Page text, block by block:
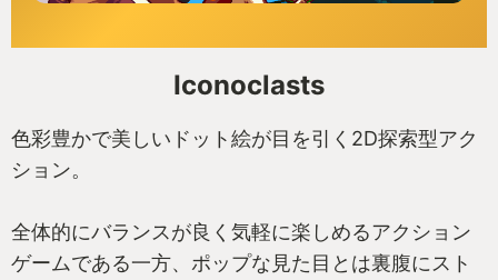
Iconoclasts
色彩豊かで美しいドット絵が目を引く2D探索型アク
ション。
全体的にバランスが良く気軽に楽しめるアクション
ゲームである一方、ポップな見た目とは裏腹にスト